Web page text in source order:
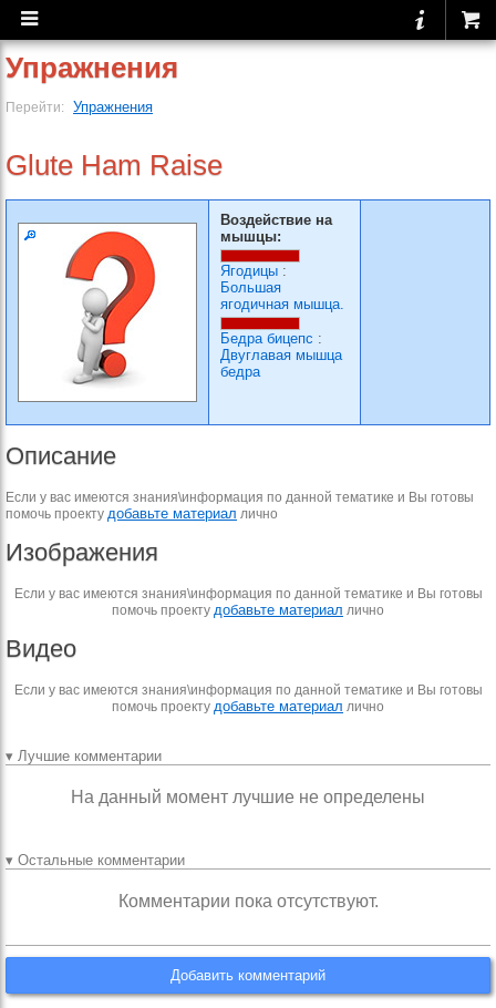
Упражнения
Перейти: Упражнения
Glute Ham Raise
Воздействие на
мышцы:
Ягодицы :
Большая
ягодичная мышца.
Бедра бицепс :
Двуглавая мышца
бедра
Описание
Если у вас имеются знания\информация по данной тематике и Вы готовы
помочь проекту добавьте материал лично
Изображения
Если у вас имеются знания\информация по данной тематике и Вы готовы
помочь проекту добавьте материал лично
Видео
Если у вас имеются знания\информация по данной тематике и Вы готовы
помочь проекту добавьте материал лично
▾ Лучшие комментарии
На данный момент лучшие не определены
▾ Остальные комментарии
Комментарии пока отсутствуют.
Добавить комментарий